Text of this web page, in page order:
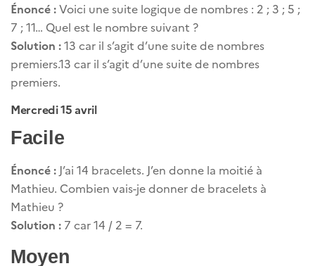
Énoncé :Voici une suite logique de nombres : 2 ; 3 ; 5 ;
7 ; 11… Quel est le nombre suivant ?
Solution :13 car il s’agit d’une suite de nombres
premiers.13 car il s’agit d’une suite de nombres
premiers.
Mercredi 15 avril
Facile
Énoncé : J’ai 14 bracelets. J’en donne la moitié à
Mathieu. Combien vais-je donner de bracelets à
Mathieu ?
Solution : 7 car 14 / 2 = 7.
Moyen